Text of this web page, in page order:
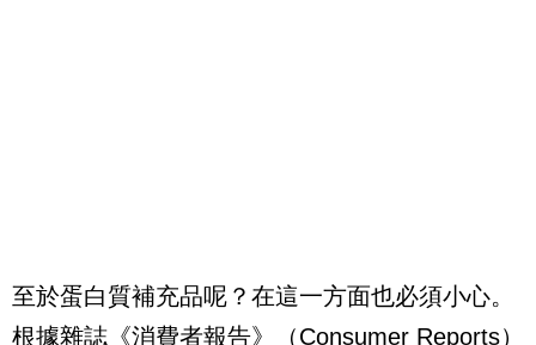
至於蛋白質補充品呢？在這一方面也必須小心。
根據雜誌《消費者報告》（Consumer Reports）